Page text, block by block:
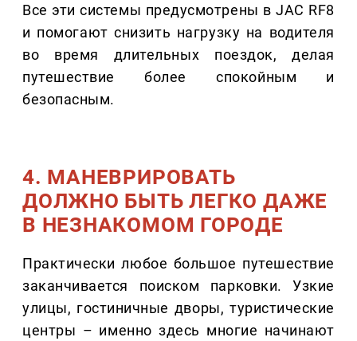
Все эти системы предусмотрены в JAC RF8
и помогают снизить нагрузку на водителя
во время длительных поездок, делая
путешествие более спокойным и
безопасным.
4. МАНЕВРИРОВАТЬ
ДОЛЖНО БЫТЬ ЛЕГКО ДАЖЕ
В НЕЗНАКОМОМ ГОРОДЕ
Практически любое большое путешествие
заканчивается поиском парковки. Узкие
улицы, гостиничные дворы, туристические
центры – именно здесь многие начинают